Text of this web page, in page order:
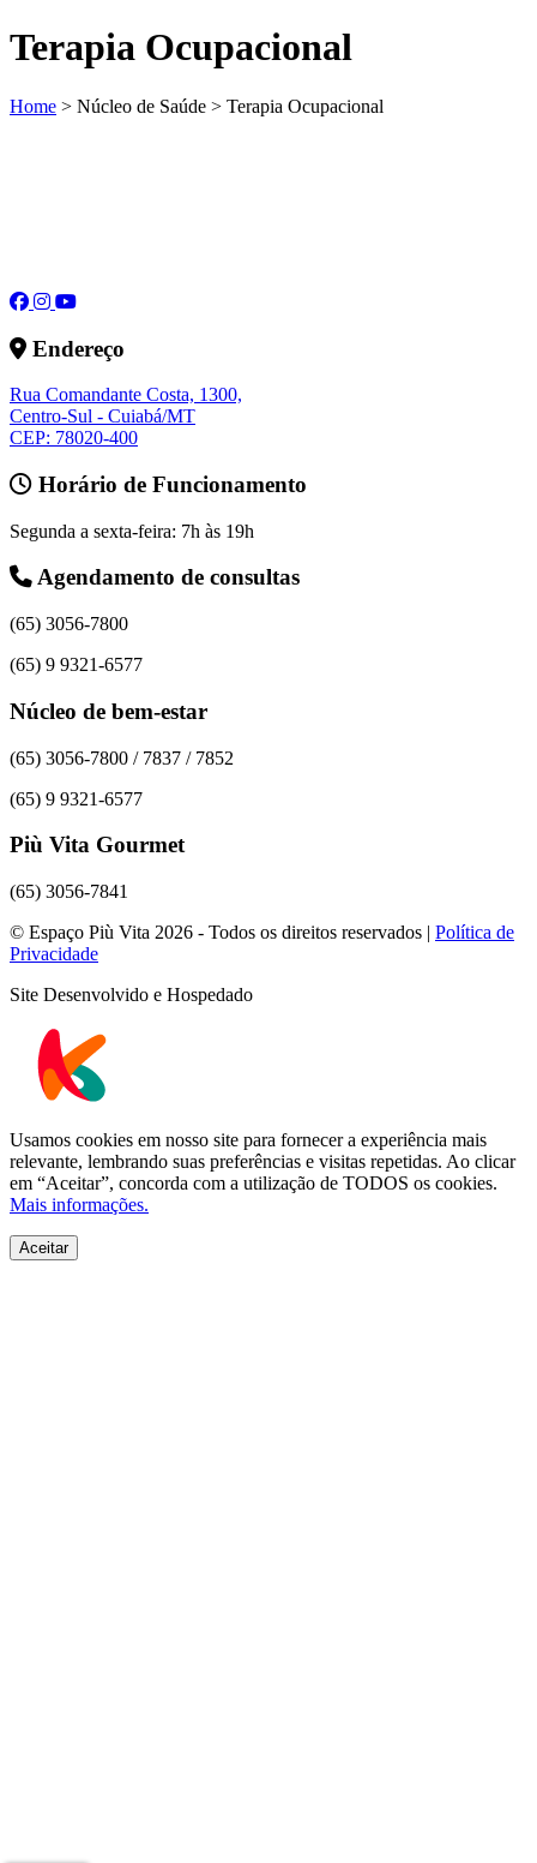
Terapia Ocupacional
Home > Núcleo de Saúde > Terapia Ocupacional
Endereço
Rua Comandante Costa, 1300,
Centro-Sul - Cuiabá/MT
CEP: 78020-400
Horário de Funcionamento
Segunda a sexta-feira: 7h às 19h
Agendamento de consultas
(65) 3056-7800
(65) 9 9321-6577
Núcleo de bem-estar
(65) 3056-7800 / 7837 / 7852
(65) 9 9321-6577
Più Vita Gourmet
(65) 3056-7841
© Espaço Più Vita 2026 - Todos os direitos reservados | Política de
Privacidade
Site Desenvolvido e Hospedado
Usamos cookies em nosso site para fornecer a experiência mais
relevante, lembrando suas preferências e visitas repetidas. Ao clicar
em “Aceitar”, concorda com a utilização de TODOS os cookies.
Mais informações.
Aceitar